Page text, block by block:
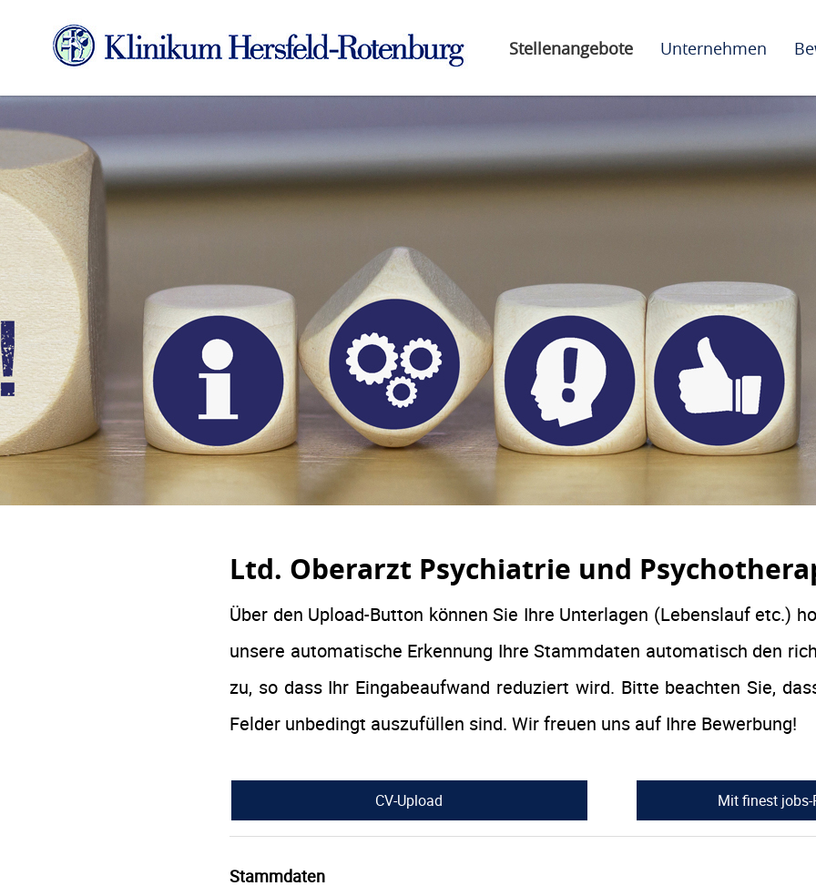
Stellenangebote Unternehmen
Ltd. Oberarzt Psychiatrie und
Über den Upload-Button können Sie Ihre Unterlagen (Lebenslauf etc.)
unsere automatische Erkennung Ihre Stammdaten automatisch den
zu, so dass Ihr Eingabeaufwand reduziert wird. Bitte beachten Sie,
Felder unbedingt auszufüllen sind. Wir freuen uns auf Ihre Bewerbung!
CV-Upload Mit finest
Stammdaten